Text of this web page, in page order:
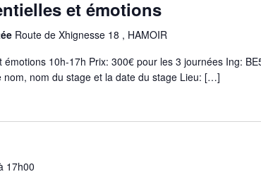
et émotions
Route de Xhignesse 18 , HAMOIR
émotions 10h-17h Prix: 300€ pour les 3 journées Ing:
nom du stage et la date du stage Lieu: […]
17h00